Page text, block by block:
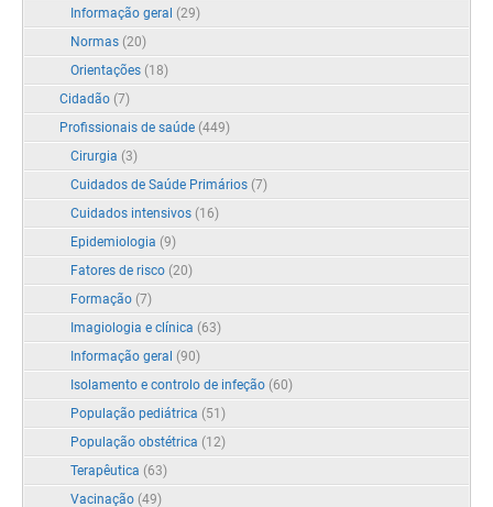
Informação geral (29)
Normas (20)
Orientações (18)
Cidadão (7)
Profissionais de saúde (449)
Cirurgia (3)
Cuidados de Saúde Primários (7)
Cuidados intensivos (16)
Epidemiologia (9)
Fatores de risco (20)
Formação (7)
Imagiologia e clínica (63)
Informação geral (90)
Isolamento e controlo de infeção (60)
População pediátrica (51)
População obstétrica (12)
Terapêutica (63)
Vacinação (49)